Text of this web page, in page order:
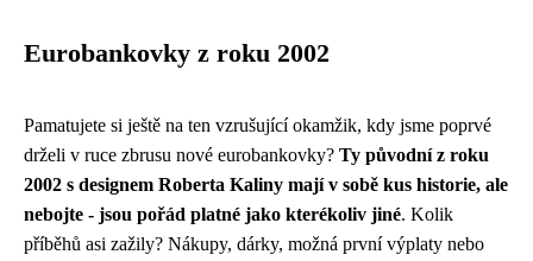
Eurobankovky z roku 2002
Pamatujete si ještě na ten vzrušující okamžik, kdy jsme poprvé
drželi v ruce zbrusu nové eurobankovky? Ty původní z roku
2002 s designem Roberta Kaliny mají v sobě kus historie, ale
nebojte - jsou pořád platné jako kterékoliv jiné. Kolik
příběhů asi zažily? Nákupy, dárky, možná první výplaty nebo